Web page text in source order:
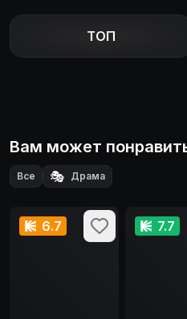
ТОП
Вам может
Все 🎭 Драма
6.7 7.7